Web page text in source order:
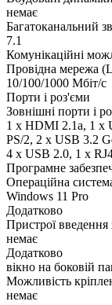
немає
Багатоканальний
7.1
Комунікаційні
Провідна мережа
10/100/1000 Мбіт/с
Порти і роз'єми
Зовнішні порти і
1 x HDMI 2.1a, 1 x
PS/2, 2 x USB 3.2
4 x USB 2.0, 1 x
Програмне
Операційна
Windows 11 Pro
Додатково
Пристрої введення
немає
Додатково
вікно на боковій
Можливість
немає